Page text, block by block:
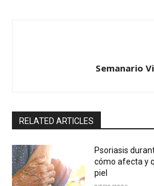
Semanario
RELATED ARTICLES
Psoriasis
cómo afecta y
piel